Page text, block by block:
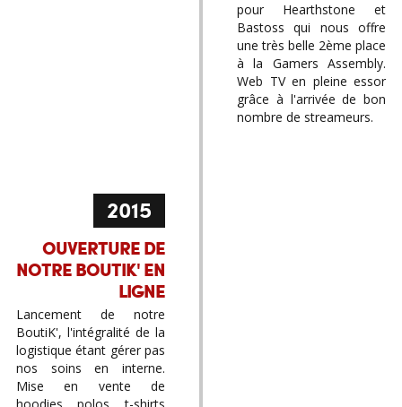
pour Hearthstone et
Bastoss qui nous offre
une très belle 2ème place
à la Gamers Assembly.
Web TV en pleine essor
grâce à l'arrivée de bon
nombre de streameurs.
2015
OUVERTURE DE
NOTRE BOUTIK' EN
LIGNE
Lancement de notre
BoutiK', l'intégralité de la
logistique étant gérer pas
nos soins en interne.
Mise en vente de